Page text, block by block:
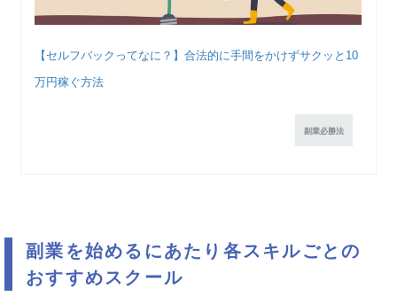
【セルフバックってなに？】合法的に手間をかけずサクッと10
万円稼ぐ方法
副業必勝法
副業を始めるにあたり各スキルごとの
おすすめスクール